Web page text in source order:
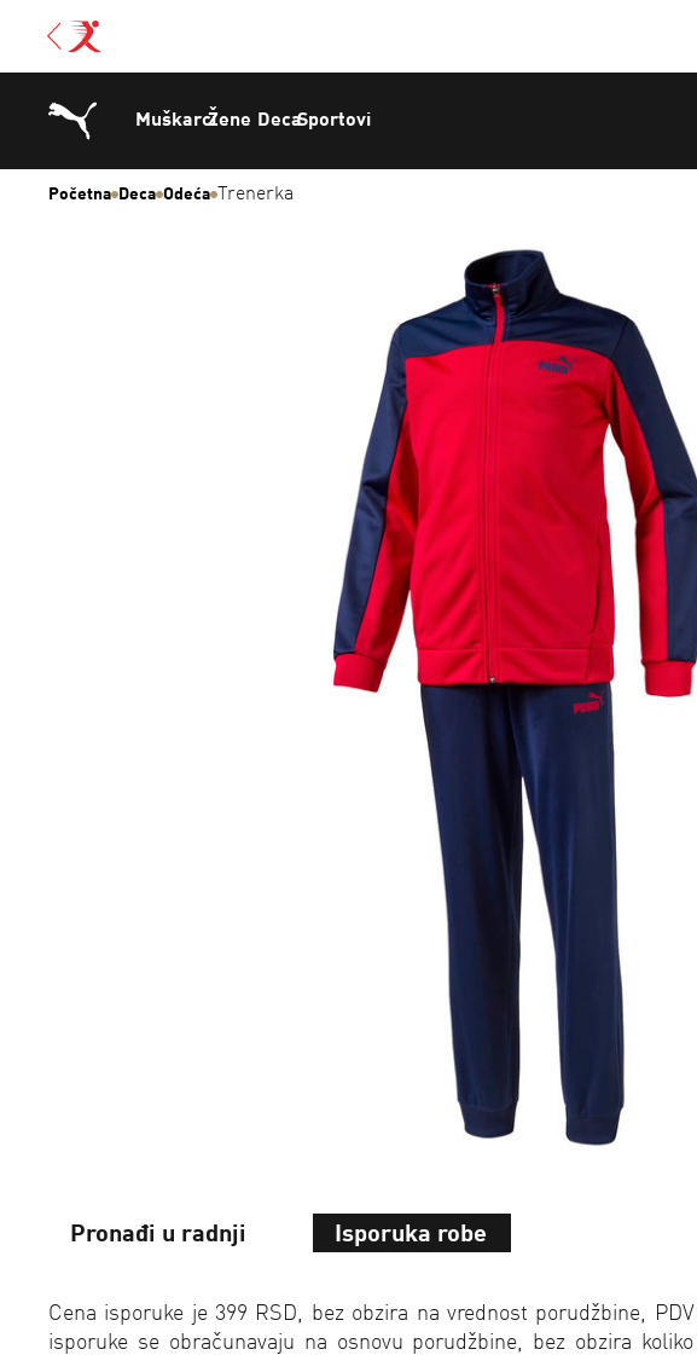
MuškarciŽene DecaSportovi
Početna Deca Odeća Trenerka
Pronađi u radnji Isporuka robe
Cena isporuke je 399 RSD, bez obzira na vrednost porudžbine,
isporuke se obračunavaju na osnovu porudžbine, bez obzira